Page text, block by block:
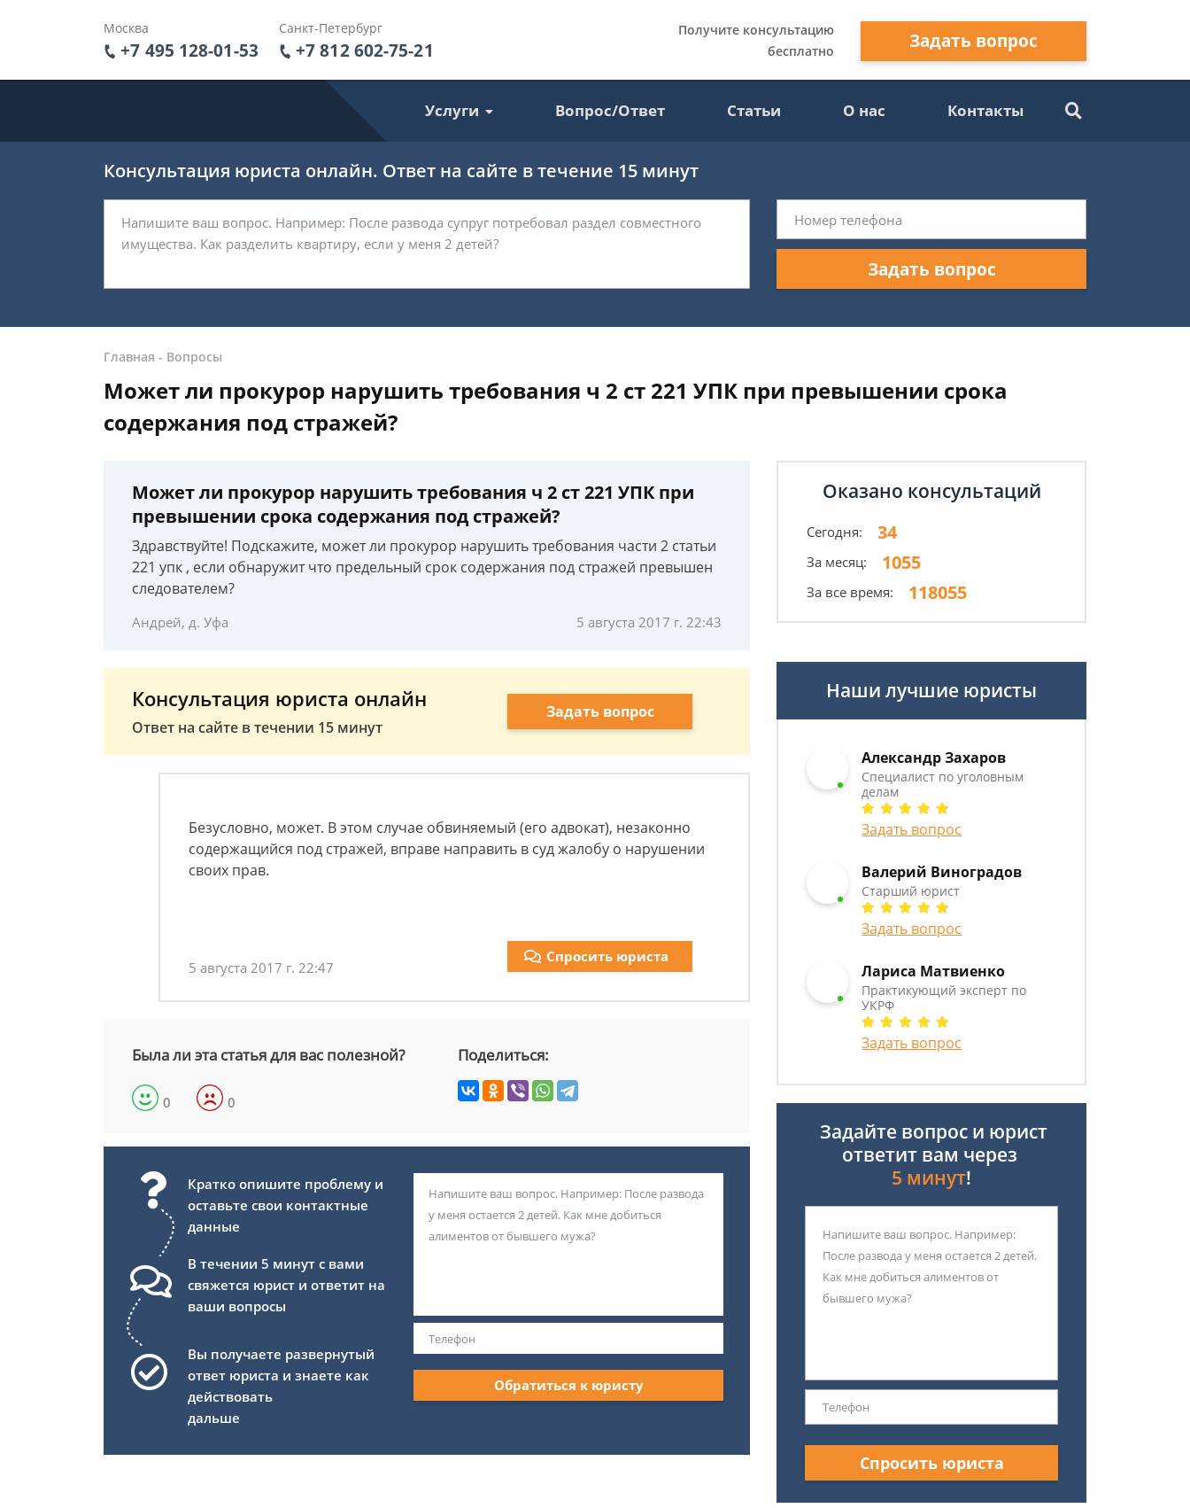
Москва
+7 495 128-01-53
Санкт-Петербург
+7 812 602-75-21
Получите консультацию
бесплатно
Задать вопрос
Услуги Вопрос/Ответ Статьи О нас Контакты
Консультация юриста онлайн. Ответ на сайте в течение 15 минут
Задать вопрос
Главная - Вопросы
Может ли прокурор нарушить требования ч 2 ст 221 УПК при превышении срока
содержания под стражей?
Может ли прокурор нарушить требования ч 2 ст 221 УПК при
превышении срока содержания под стражей?
Здравствуйте! Подскажите, может ли прокурор нарушить требования части 2 статьи
221 упк , если обнаружит что предельный срок содержания под стражей превышен
следователем?
Андрей, д. Уфа 5 августа 2017 г. 22:43
Консультация юриста онлайн
Ответ на сайте в течении 15 минут
Задать вопрос
Безусловно, может. В этом случае обвиняемый (его адвокат), незаконно
содержащийся под стражей, вправе направить в суд жалобу о нарушении
своих прав.
5 августа 2017 г. 22:47
Спросить юриста
Была ли эта статья для вас полезной?
0 0
Поделиться:
Кратко опишите проблему и
оставьте свои контактные
данные
В течении 5 минут с вами
свяжется юрист и ответит на
ваши вопросы
Вы получаете развернутый
ответ юриста и знаете как
действовать
дальше
Обратиться к юристу
Оказано консультаций
Сегодня: 34
За месяц: 1055
За все время: 118055
Наши лучшие юристы
Александр Захаров
Специалист по уголовным
делам
Задать вопрос
Валерий Виноградов
Старший юрист
Задать вопрос
Лариса Матвиенко
Практикующий эксперт по
УКРФ
Задать вопрос
Задайте вопрос и юрист
ответит вам через
5 минут!
Спросить юриста